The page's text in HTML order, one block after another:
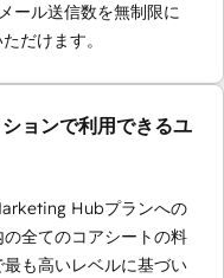
ール送信数を無制限に
だけます。
ョンで利用できるユ
Hubプランへの
全てのコアシートの料
も高いレベルに基づい